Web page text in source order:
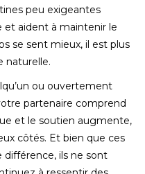
peu exigeantes
et aident à maintenir le
se sent mieux, il est plus
naturelle.
ou ouvertement
partenaire comprend
et le soutien augmente,
côtés. Et bien que ces
ils ne sont